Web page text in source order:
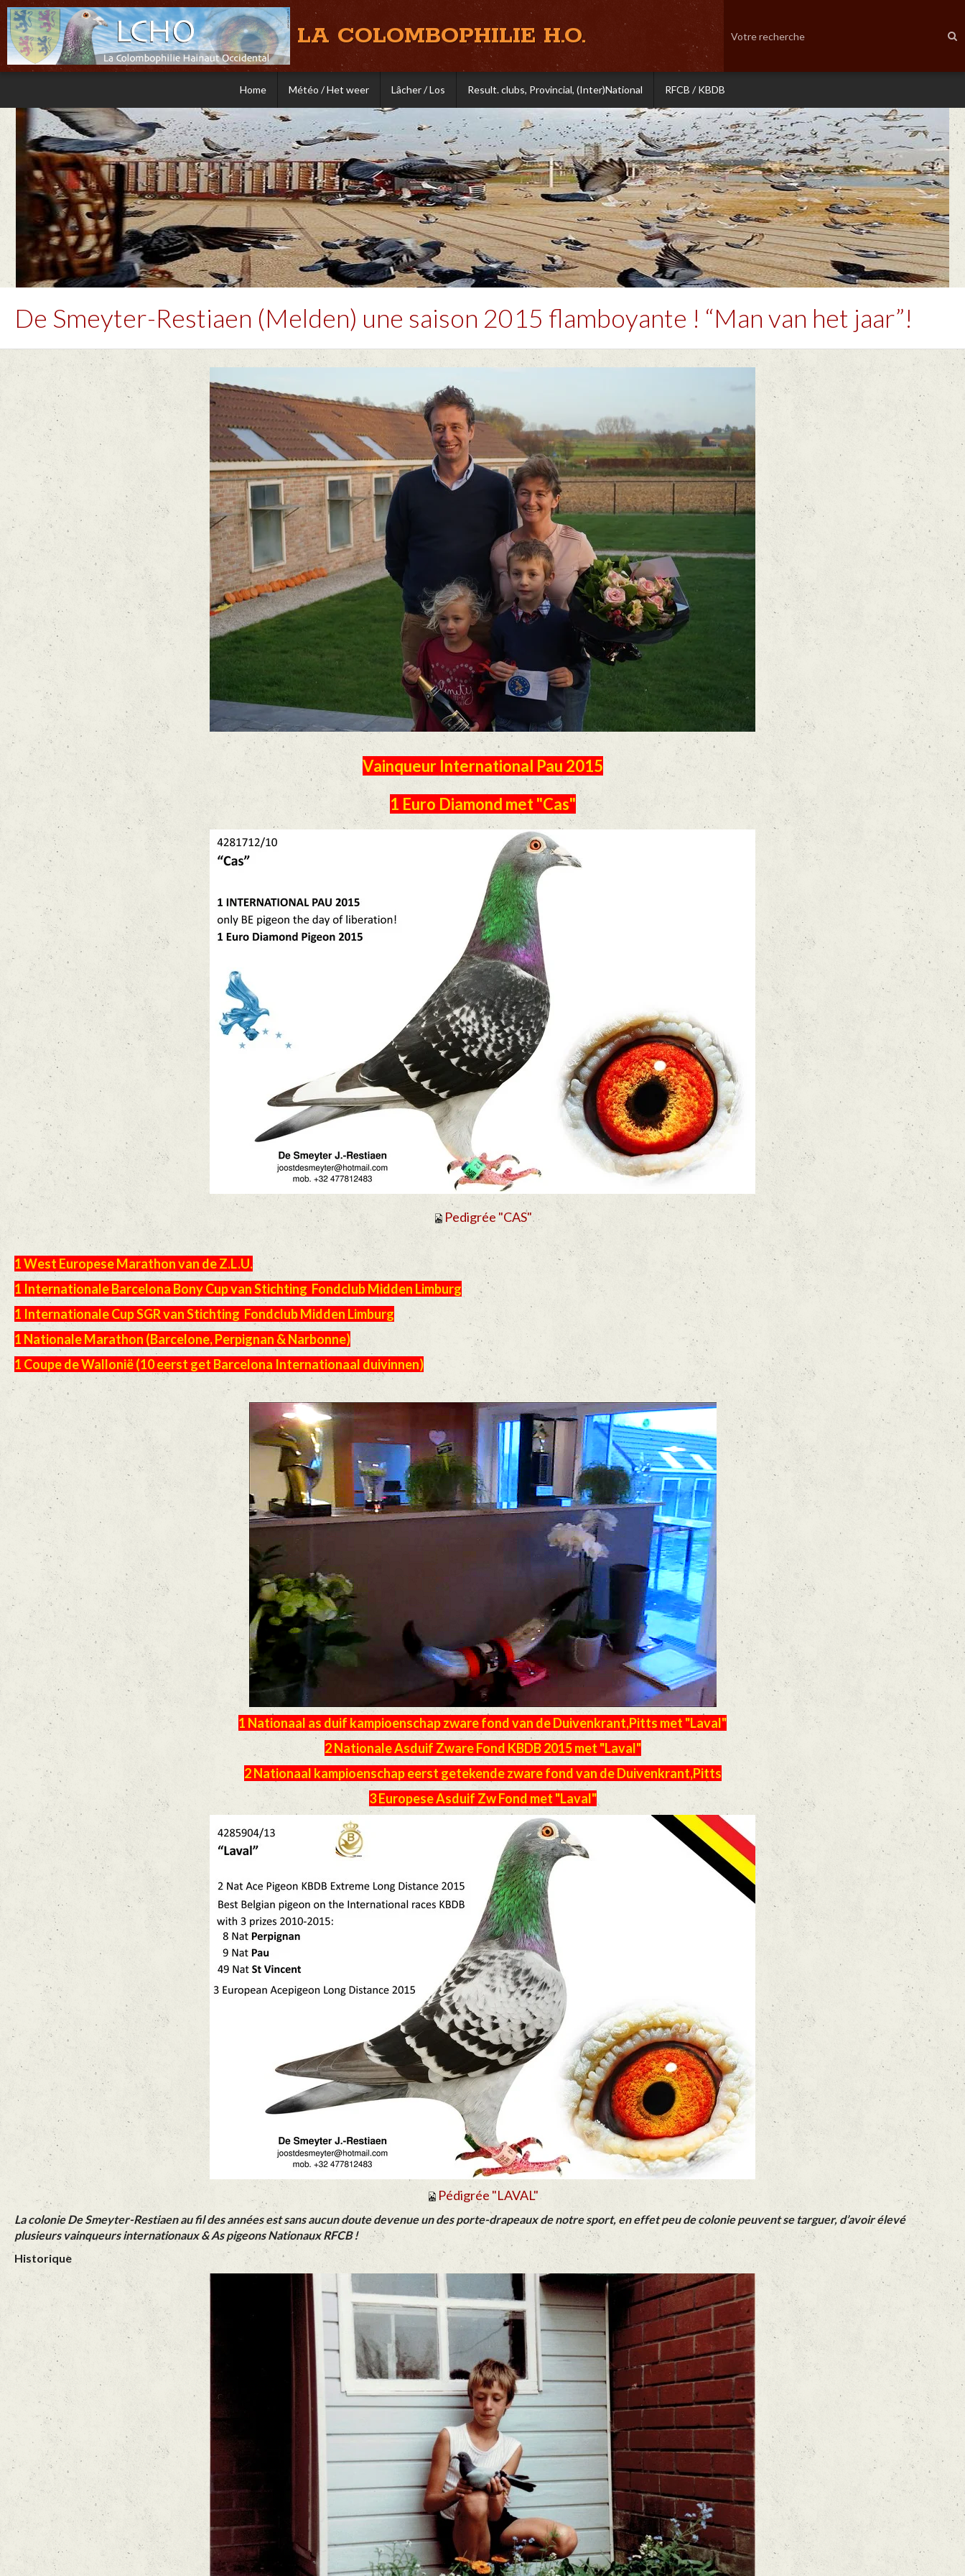
LA COLOMBOPHILIE H.O.
Home Météo / Het weer Lâcher / Los Result. clubs, Provincial, (Inter)National RFCB / KBDB
De Smeyter-Restiaen (Melden) une saison 2015 flamboyante ! “Man van het jaar”!
Vainqueur International Pau 2015
1 Euro Diamond met "Cas"
Pedigrée "CAS"
1 West Europese Marathon van de Z.L.U.
1 Internationale Barcelona Bony Cup van Stichting Fondclub Midden Limburg
1 Internationale Cup SGR van Stichting Fondclub Midden Limburg
1 Nationale Marathon (Barcelone, Perpignan & Narbonne)
1 Coupe de Wallonië (10 eerst get Barcelona Internationaal duivinnen)
1 Nationaal as duif kampioenschap zware fond van de Duivenkrant,Pitts met "Laval"
2 Nationale Asduif Zware Fond KBDB 2015 met "Laval"
2 Nationaal kampioenschap eerst getekende zware fond van de Duivenkrant,Pitts
3 Europese Asduif Zw Fond met "Laval"
Pédigrée "LAVAL"
La colonie De Smeyter-Restiaen au fil des années est sans aucun doute devenue un des porte-drapeaux de notre sport, en effet peu de colonie peuvent se targuer, d’avoir élevé
plusieurs vainqueurs internationaux & As pigeons Nationaux RFCB !
Historique